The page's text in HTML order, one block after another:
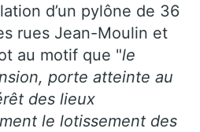
d’un pylône de 36
rues Jean-Moulin et
au motif que "le
porte atteinte au
des lieux
le lotissement des